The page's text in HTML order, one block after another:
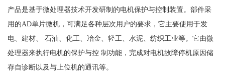
产品是基于微处理器技术开发研制的电机保护与控制装置。部件采
用的AD单片微机，可满足各种层次用户的要求，它主要使用于发
电、建材、 石油、化工、冶金、轻工、水泥、纺织工业等。它由微
处理器来执行电机的保护与控 制功能，完成对电机故障停机原因储
存自诊断以及与上位机的通讯等。